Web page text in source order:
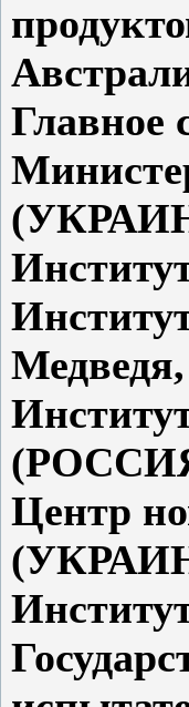
Главное
Центр